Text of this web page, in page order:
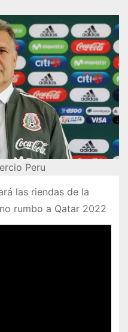
Peru
las riendas de la
rumbo a Qatar 2022